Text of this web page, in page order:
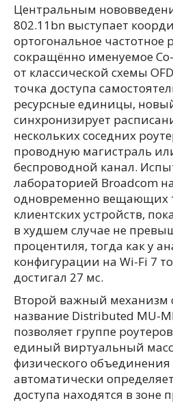
Центральным
802.11bn выступает
ортогональное частотное
сокращённо именуемое
от классической схемы
точка доступа
ресурсные единицы,
синхронизирует
нескольких соседних
проводную магистраль
беспроводной канал.
лабораторией Broadcom
одновременно вещающих
клиентских устройств,
в худшем случае не
процентиля, тогда как у
конфигурации на Wi-Fi 7
достигал 27 мс.
Второй важный механизм
название Distributed MU-
позволяет группе
единый виртуальный
физического объединения
автоматически
доступа находятся в зоне